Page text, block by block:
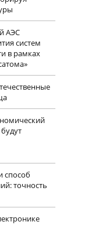
АЭС
систем
в рамках
точность